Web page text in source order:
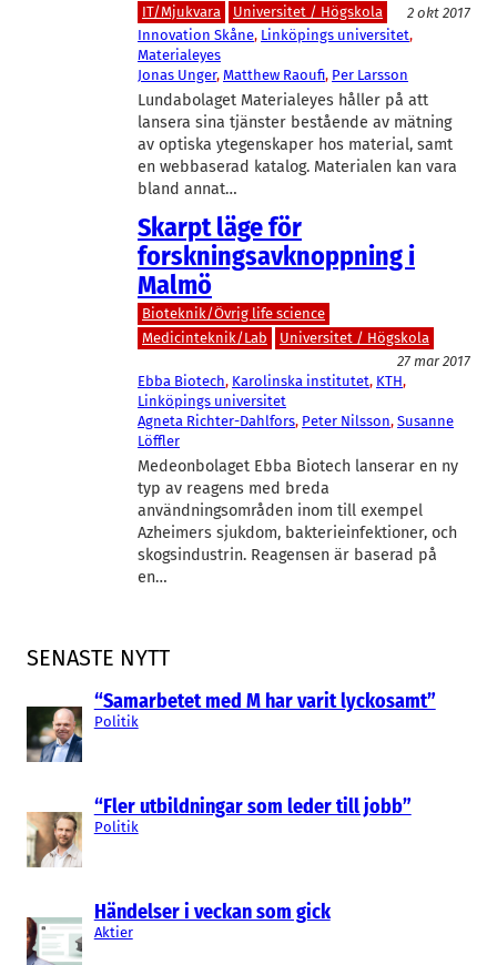
SENASTE NYTT
“Samarbetet med M har varit lyckosamt”
Politik
“Fler utbildningar som leder till jobb”
Politik
Händelser i veckan som gick
Aktier
IT/Mjukvara Universitet / Högskola
2 okt 2017
Innovation Skåne, Linköpings universitet
Materialeyes
Jonas Unger, Matthew Raoufi, Per Larsson
Lundabolaget Materialeyes håller på att
lansera sina tjänster bestående av mätning
av optiska ytegenskaper hos material, samt
en webbaserad katalog. Materialen kan vara
bland annat…
Skarpt läge för
forskningsavknoppning i
Malmö
Bioteknik/Övrig life science
Medicinteknik/Lab
Universitet / Högskola
27 mar 2017
Ebba Biotech, Karolinska institutet, KTH
Linköpings universitet
Agneta Richter-Dahlfors, Peter Nilsson, Susanne
Löffler
Medeonbolaget Ebba Biotech lanserar en ny
typ av reagens med breda
användningsområden inom till exempel
Azheimers sjukdom, bakterieinfektioner, och
skogsindustrin. Reagensen är baserad på
en…